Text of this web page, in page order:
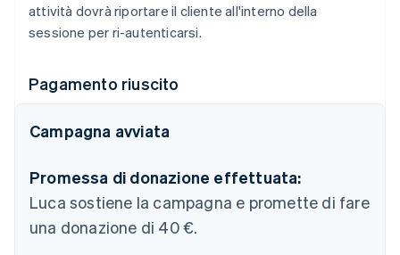
attività dovrà riportare il cliente all'interno della
sessione per ri-autenticarsi.
Pagamento riuscito
Campagna avviata
Promessa di donazione effettuata:
Luca sostiene la campagna e promette di fare
una donazione di 40 €.